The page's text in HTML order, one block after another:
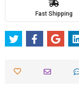
Fast Shipping